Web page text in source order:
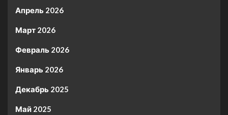
Апрель 2026
Март 2026
Февраль 2026
Январь 2026
Декабрь 2025
Май 2025